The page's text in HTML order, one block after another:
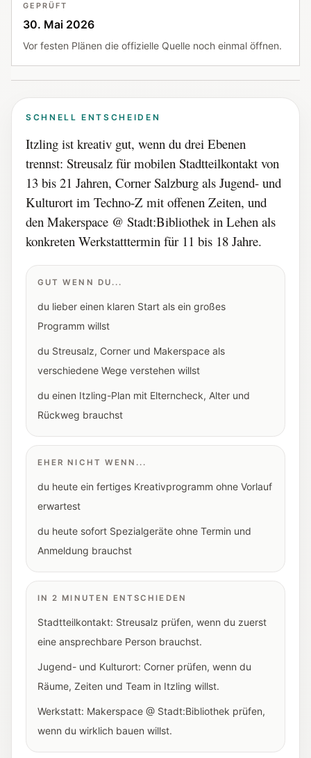
GEPRÜFT
30. Mai 2026
Vor festen Plänen die offizielle Quelle noch einmal öffnen.
SCHNELL ENTSCHEIDEN
Itzling ist kreativ gut, wenn du drei Ebenen
trennst: Streusalz für mobilen Stadtteilkontakt von
13 bis 21 Jahren, Corner Salzburg als Jugend- und
Kulturort im Techno-Z mit offenen Zeiten, und
den Makerspace @ Stadt:Bibliothek in Lehen als
konkreten Werkstatttermin für 11 bis 18 Jahre.
GUT WENN DU...
du lieber einen klaren Start als ein großes
Programm willst
du Streusalz, Corner und Makerspace als
verschiedene Wege verstehen willst
du einen Itzling-Plan mit Elterncheck, Alter und
Rückweg brauchst
EHER NICHT WENN...
du heute ein fertiges Kreativprogramm ohne Vorlauf
erwartest
du heute sofort Spezialgeräte ohne Termin und
Anmeldung brauchst
IN 2 MINUTEN ENTSCHIEDEN
Stadtteilkontakt: Streusalz prüfen, wenn du zuerst
eine ansprechbare Person brauchst.
Jugend- und Kulturort: Corner prüfen, wenn du
Räume, Zeiten und Team in Itzling willst.
Werkstatt: Makerspace @ Stadt:Bibliothek prüfen,
wenn du wirklich bauen willst.